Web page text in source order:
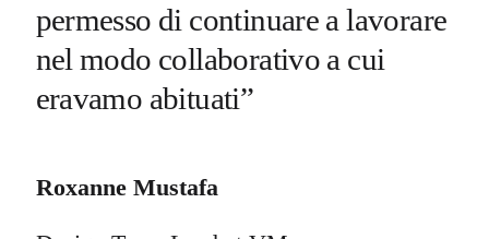
permesso di continuare a lavorare
nel modo collaborativo a cui
eravamo abituati
Roxanne Mustafa